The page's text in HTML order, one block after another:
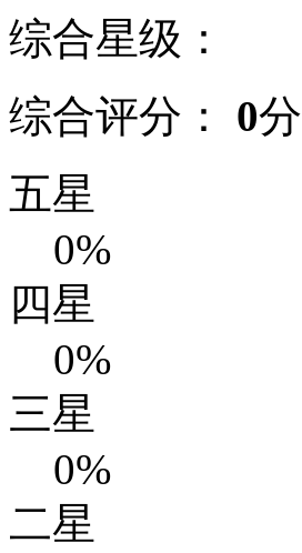
综合星级：
综合评分： 0分
五星
0%
四星
0%
三星
0%
二星